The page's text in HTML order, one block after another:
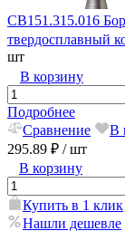
CB151.315.016
твердосплавный
шт
В корзину
Подробнее
Сравнение
В
295.89 ₽ / шт
В корзину
Купить в 1 клик
Нашли дешевле